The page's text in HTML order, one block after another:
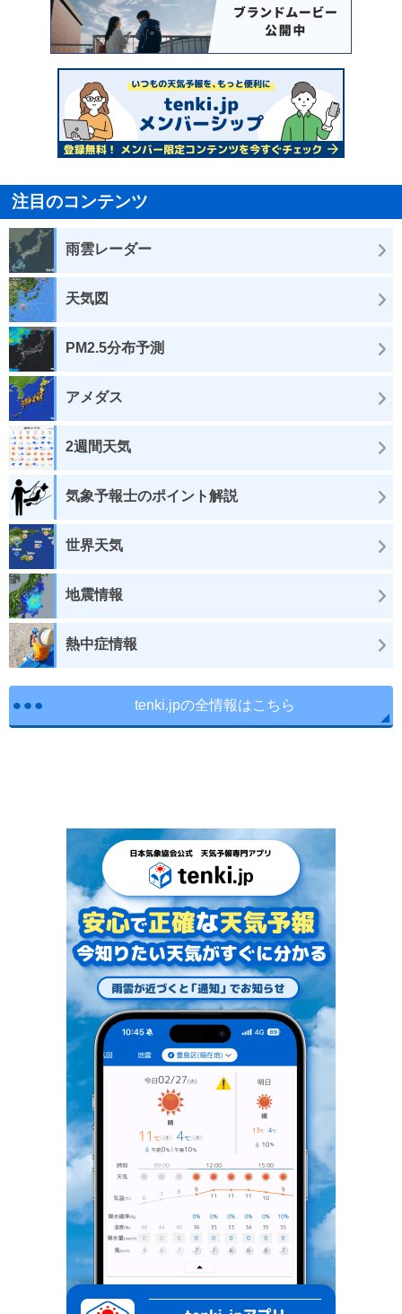
注目のコンテンツ
雨雲レーダー
天気図
PM2.5分布予測
アメダス
2週間天気
気象予報士のポイント解説
世界天気
地震情報
熱中症情報
tenki.jpの全情報はこちら